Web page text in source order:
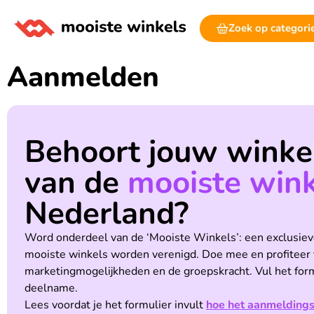
Zoek op
Aanmelden
Behoort jouw
van de mooiste
Nederland?
Word onderdeel van de ‘Mooiste Winkels’: een
mooiste winkels worden verenigd. Doe mee en profiteer
marketingmogelijkheden en de groepskracht. Vul het
deelname.
Lees voordat je het formulier invult hoe het